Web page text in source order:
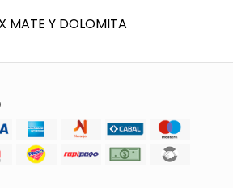
MATE Y DOLOMITA